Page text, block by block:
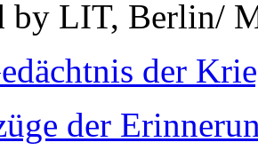
by LIT, Berlin/
der
der